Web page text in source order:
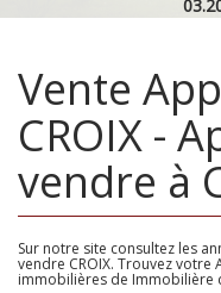
Vente
CROIX -
vendre à
Sur notre site consultez les
vendre CROIX. Trouvez votre
immobilières de Immobilière